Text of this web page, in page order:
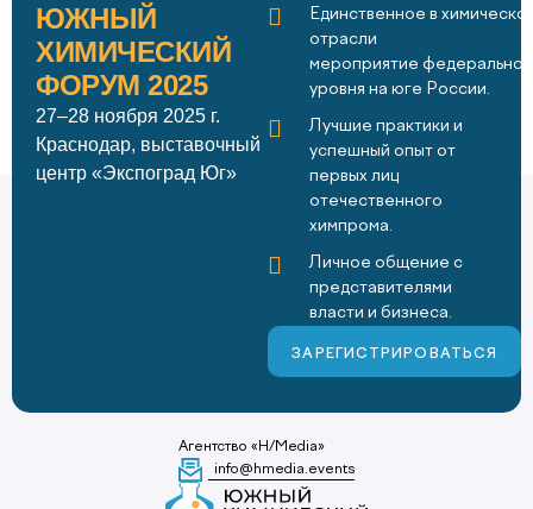
ЮЖНЫЙ
ХИМИЧЕСКИЙ
ФОРУМ 2025
27–28 ноября 2025 г.
Краснодар, выставочный
центр «Экспоград Юг»
Единственное в
отрасли
мероприятие
уровня на юге России.
Лучшие практики и
успешный опыт от
первых лиц
отечественного
химпрома.
Личное общение с
представителями
власти и бизнеса.
ЗАРЕГИСТРИРОВАТЬСЯ
Агентство «H/Media»
info@hmedia.events